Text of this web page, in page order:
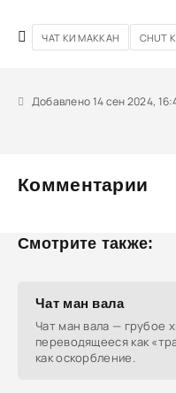
ЧАТ КИ МАККАН CHUT
Добавлено 14 сен 2024,
Комментарии
Смотрите также:
Чат ман вала
Чат ман вала — грубое
переводящееся как
как оскорбление.